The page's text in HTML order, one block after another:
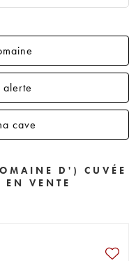
cave
D') CUVÉE
VENTE